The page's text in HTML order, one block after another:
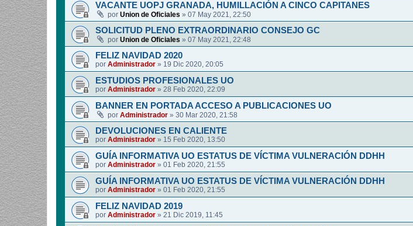
VACANTE UOPJ GRANADA, HUMILLACIÓN A CINCO CAPITANES
por Union de Oficiales » 07 May 2021, 22:50
SOLICITUD PLENO EXTRAORDINARIO CONSEJO GC
por Union de Oficiales » 07 May 2021, 22:48
FELIZ NAVIDAD 2020
por Administrador » 19 Dic 2020, 20:05
ESTUDIOS PROFESIONALES UO
por Administrador » 28 Feb 2020, 22:09
BANNER EN PORTADA ACCESO A PUBLICACIONES UO
por Administrador » 30 Mar 2020, 21:58
DEVOLUCIONES EN CALIENTE
por Administrador » 15 Feb 2020, 13:50
GUÍA INFORMATIVA UO ESTATUS DE VÍCTIMA VULNERACIÓN DDHH
por Administrador » 01 Feb 2020, 21:55
GUÍA INFORMATIVA UO ESTATUS DE VÍCTIMA VULNERACIÓN DDHH
por Administrador » 01 Feb 2020, 21:55
FELIZ NAVIDAD 2019
por Administrador » 21 Dic 2019, 11:45